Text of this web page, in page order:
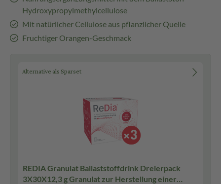
Hydroxypropylmethylcellulose
Mit natürlicher Cellulose aus pflanzlicher Quelle
Fruchtiger Orangen-Geschmack
Alternative als Sparset
REDIA Granulat Ballaststoffdrink Dreierpack
3X30X12,3 g Granulat zur Herstellung einer